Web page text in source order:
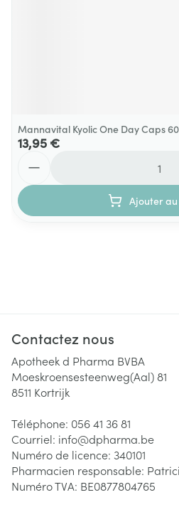
Mannavital Kyolic One Day Caps 60
13,95 €
Ajouter
Contactez nous
Apotheek d Pharma BVBA
Moeskroensesteenweg(Aal) 81
8511 Kortrijk
Téléphone: 056 41 36 81
Courriel: info@dpharma.be
Numéro de licence: 340101
Pharmacien responsable:
Numéro TVA: BE0877804765